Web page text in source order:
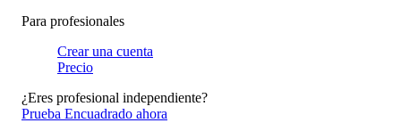
Para profesionales
Crear una cuenta
Precio
¿Eres profesional independiente?
Prueba Encuadrado ahora